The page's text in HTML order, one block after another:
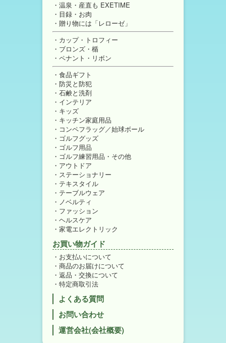
温泉・産直も EXETIME
目録・お肉
贈り物には「レローゼ」
カップ・トロフィー
ブロンズ・楯
ペナント・リボン
食品ギフト
防災と防犯
石鹸と洗剤
インテリア
キッズ
キッチン家庭用品
コンペフラッグ／始球ボール
ゴルフグッズ
ゴルフ用品
ゴルフ練習用品・その他
アウトドア
ステーショナリー
テキスタイル
テーブルウェア
ノベルティ
ファッション
ヘルスケア
家電エレクトリック
お買い物ガイド
お支払いについて
商品のお届けについて
返品・交換について
特定商取引法
よくある質問
お問い合わせ
運営会社(会社概要)